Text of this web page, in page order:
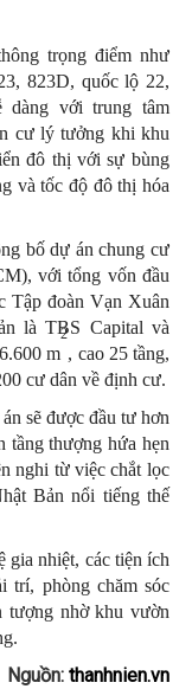
trọng điểm như
823D, quốc lộ 22,
với trung tâm
cư lý tưởng khi khu
đô thị với sự bùng
và tốc độ đô thị hóa
bố dự án chung cư
với tổng vốn đầu
Tập đoàn Vạn Xuân
là TBS Capital và
m
2
, cao 25 tầng,
cư dân về định cư.
sẽ được đầu tư hơn
tầng thượng hứa hẹn
nghi từ việc chắt lọc
Bản nổi tiếng thế
gia nhiệt, các tiện ích
trí, phòng chăm sóc
tượng nhờ khu vườn
Nguồn: thanhnien.vn